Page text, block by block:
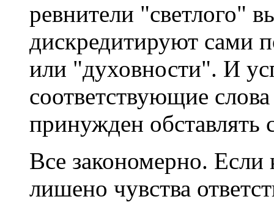
ревнители "светлого"
дискредитируют сами
или "духовности". И
соответствующие
принужден обставлять
Все закономерно. Если
лишено чувства